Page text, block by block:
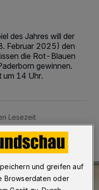
des Jahres will der
Februar 2025) den
die Rot-Blauen
gewinnen.
um 14 Uhr.
Lesezeit
und greifen auf
Browserdaten oder